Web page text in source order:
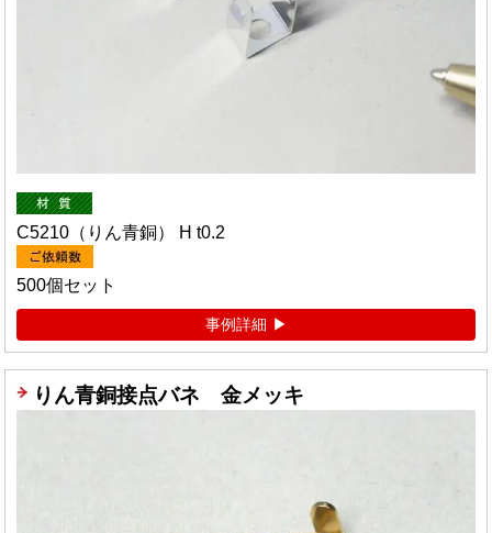
C5210（りん青銅） H t0.2
500個セット
事例詳細
りん青銅接点バネ 金メッキ